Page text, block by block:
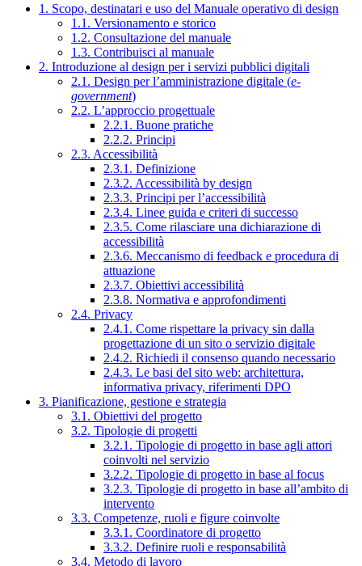
1. Scopo, destinatari e uso del Manuale operativo di design
1.1. Versionamento e storico
1.2. Consultazione del manuale
1.3. Contribuisci al manuale
2. Introduzione al design per i servizi pubblici digitali
2.1. Design per l’amministrazione digitale (e-
government)
2.2. L’approccio progettuale
2.2.1. Buone pratiche
2.2.2. Principi
2.3. Accessibilità
2.3.1. Definizione
2.3.2. Accessibilità by design
2.3.3. Principi per l’accessibilità
2.3.4. Linee guida e criteri di successo
2.3.5. Come rilasciare una dichiarazione di
accessibilità
2.3.6. Meccanismo di feedback e procedura di
attuazione
2.3.7. Obiettivi accessibilità
2.3.8. Normativa e approfondimenti
2.4. Privacy
2.4.1. Come rispettare la privacy sin dalla
progettazione di un sito o servizio digitale
2.4.2. Richiedi il consenso quando necessario
2.4.3. Le basi del sito web: architettura,
informativa privacy, riferimenti DPO
3. Pianificazione, gestione e strategia
3.1. Obiettivi del progetto
3.2. Tipologie di progetti
3.2.1. Tipologie di progetto in base agli attori
coinvolti nel servizio
3.2.2. Tipologie di progetto in base al focus
3.2.3. Tipologie di progetto in base all’ambito di
intervento
3.3. Competenze, ruoli e figure coinvolte
3.3.1. Coordinatore di progetto
3.3.2. Definire ruoli e responsabilità
3.4. Metodo di lavoro